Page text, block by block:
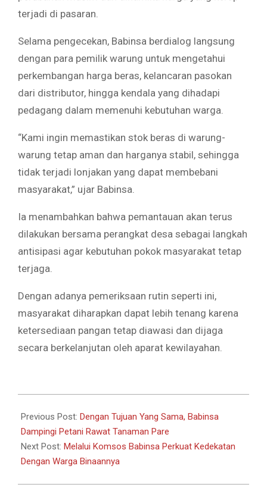
terjadi di pasaran.
Selama pengecekan, Babinsa berdialog langsung
dengan para pemilik warung untuk mengetahui
perkembangan harga beras, kelancaran pasokan
dari distributor, hingga kendala yang dihadapi
pedagang dalam memenuhi kebutuhan warga.
“Kami ingin memastikan stok beras di warung-
warung tetap aman dan harganya stabil, sehingga
tidak terjadi lonjakan yang dapat membebani
masyarakat,” ujar Babinsa.
Ia menambahkan bahwa pemantauan akan terus
dilakukan bersama perangkat desa sebagai langkah
antisipasi agar kebutuhan pokok masyarakat tetap
terjaga.
Dengan adanya pemeriksaan rutin seperti ini,
masyarakat diharapkan dapat lebih tenang karena
ketersediaan pangan tetap diawasi dan dijaga
secara berkelanjutan oleh aparat kewilayahan.
07-
02
Previous Post: Dengan Tujuan Yang Sama, Babinsa
Dampingi Petani Rawat Tanaman Pare
Next Post: Melalui Komsos Babinsa Perkuat Kedekatan
Dengan Warga Binaannya